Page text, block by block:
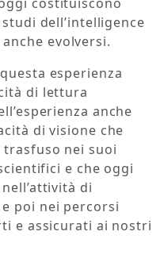
dell’intelligence
evolversi.
esperienza
di lettura
anche
di visione che
trasfuso nei suoi
e che oggi
di
poi nei percorsi
e assicurati ai nostri